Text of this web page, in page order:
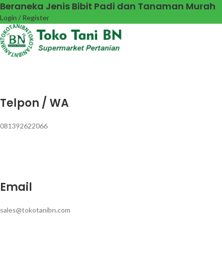
Beraneka Jenis Bibit Padi dan Tanaman Murah
Login / Register
Telpon / WA
081392622066
Email
sales@tokotanibn.com